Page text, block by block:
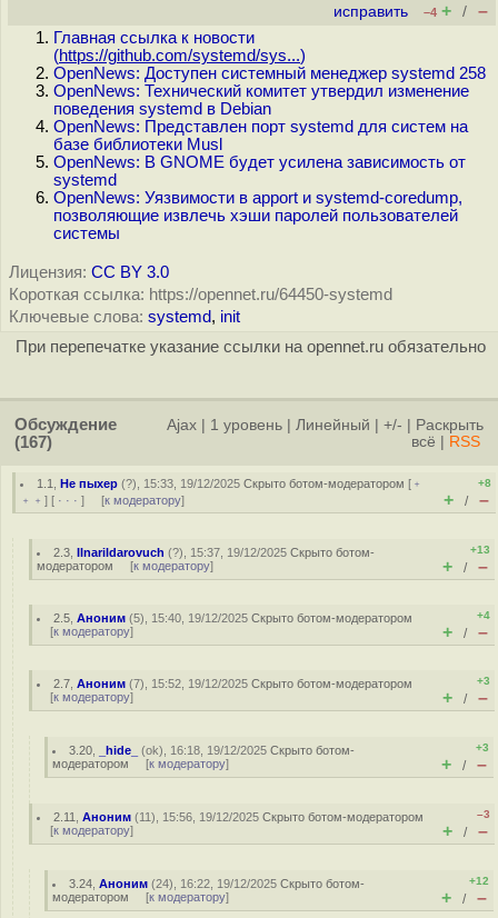
исправить –4 + / –
Главная ссылка к новости
(https://github.com/systemd/sys...)
OpenNews: Доступен системный менеджер systemd 258
OpenNews: Технический комитет утвердил изменение
поведения systemd в Debian
OpenNews: Представлен порт systemd для систем на
базе библиотеки Musl
OpenNews: В GNOME будет усилена зависимость от
systemd
OpenNews: Уязвимости в apport и systemd-coredump,
позволяющие извлечь хэши паролей пользователей
системы
Лицензия: CC BY 3.0
Короткая ссылка: https://opennet.ru/64450-systemd
Ключевые слова: systemd, init
При перепечатке указание ссылки на opennet.ru обязательно
Обсуждение
(167)
Ajax 1 уровень Линейный +/-
Раскрыть
всё
RSS
1.1 ,Не пыхер (?), 15:33, 19/12/2025Скрыто ботом-модератором [ ﹢
﹢﹢ ] [ · · · ] [к модератору]
+8
+ / –
2.3 ,Ilnarildarovuch (?), 15:37, 19/12/2025Скрыто ботом-
модератором [к модератору]
+13
+ / –
2.5 ,Аноним (5), 15:40, 19/12/2025Скрыто ботом-модератором
[к модератору]
+4
+ / –
2.7 ,Аноним (7), 15:52, 19/12/2025Скрыто ботом-модератором
[к модератору]
+3
+ / –
3.20 _hide_ (ok), 16:18, 19/12/2025Скрыто ботом-
модератором [к модератору]
+3
+ / –
2.11 ,Аноним (11), 15:56, 19/12/2025Скрыто ботом-модератором
[к модератору]
–3
+ / –
3.24 ,Аноним (24), 16:22, 19/12/2025Скрыто ботом-
модератором [к модератору]
+12
+ / –